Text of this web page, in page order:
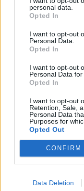
personal data.
Opted In
I want to opt-out
Personal Data.
Opted In
I want to opt-out
Personal Data for
Opted In
I want to opt-out
Retention, Sale,
Personal Data
Purposes for
Opted Out
CONFIRM
Data Deletion